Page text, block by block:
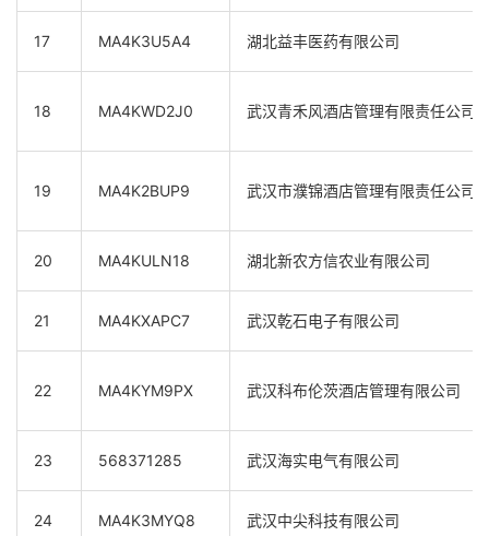
17 MA4K3U5A4 湖北益丰医药有限公司
18 MA4KWD2J0 武汉青禾风酒店管理有限责任公司
19 MA4K2BUP9 武汉市濮锦酒店管理有限责任公司
20 MA4KULN18 湖北新农方信农业有限公司
21 MA4KXAPC7 武汉乾石电子有限公司
22 MA4KYM9PX 武汉科布伦茨酒店管理有限公司
23 568371285 武汉海实电气有限公司
24 MA4K3MYQ8 武汉中尖科技有限公司